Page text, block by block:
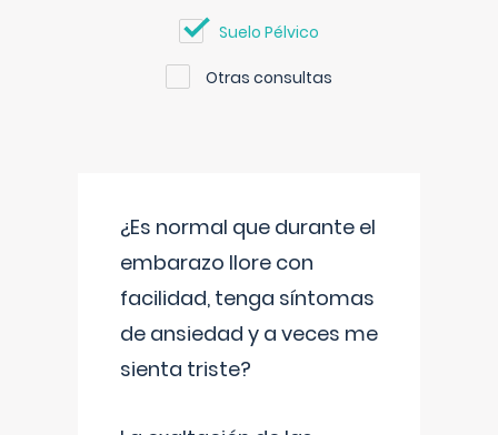
Suelo Pélvico
Otras consultas
¿Es normal que durante el
embarazo llore con
facilidad, tenga síntomas
de ansiedad y a veces me
sienta triste?